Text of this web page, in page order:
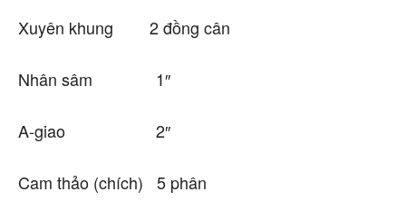
Xuyên khung 2 đồng cân
Nhân sâm 1″
A-giao 2″
Cam thảo (chích) 5 phân